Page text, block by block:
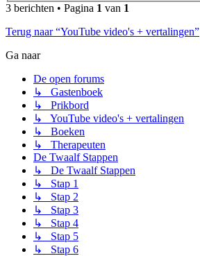
3 berichten • Pagina 1 van 1
Terug naar “YouTube video's + vertalingen”
Ga naar
De open forums
↳ Gastenboek
↳ Prikbord
↳ YouTube video's + vertalingen
↳ Boeken
↳ Therapeuten
De Twaalf Stappen
↳ De Twaalf Stappen
↳ Stap 1
↳ Stap 2
↳ Stap 3
↳ Stap 4
↳ Stap 5
↳ Stap 6